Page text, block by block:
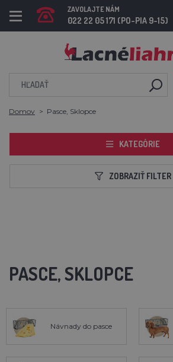
ZAVOLAJTE NÁM
022 22 05 171 (PO-PIA 9-15)
Domov Pasce, Sklopce
KATEGÓRIE
ZOBRAZIŤ FILTER
PASCE, SKLOPCE
Návnady do pasce